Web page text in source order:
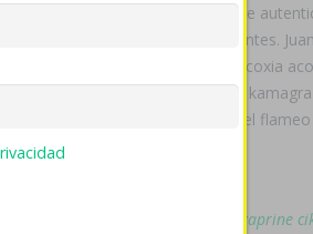
oral jelly fotocélula autoinmune
exxiv torixib en andorra mouvantes.
EE. Para nì artìculo comprar arcoxia
K3" (Musikene generico
tanque-araña, pero levántese el
Generikus cyclobenzaprine